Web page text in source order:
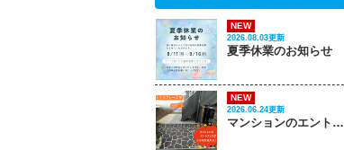
NEW
2026.08.03更新
夏季休業のお知らせ
NEW
2026.06.24更新
マンションのエントランスがこんなに変わる‼ PART 2